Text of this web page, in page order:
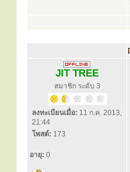
JIT TREE
สมาชิก ระดับ 3
ลงทะเบียนเมื่อ: 11 ก.ค. 2013,
21:44
โพสต์: 173
อายุ: 0